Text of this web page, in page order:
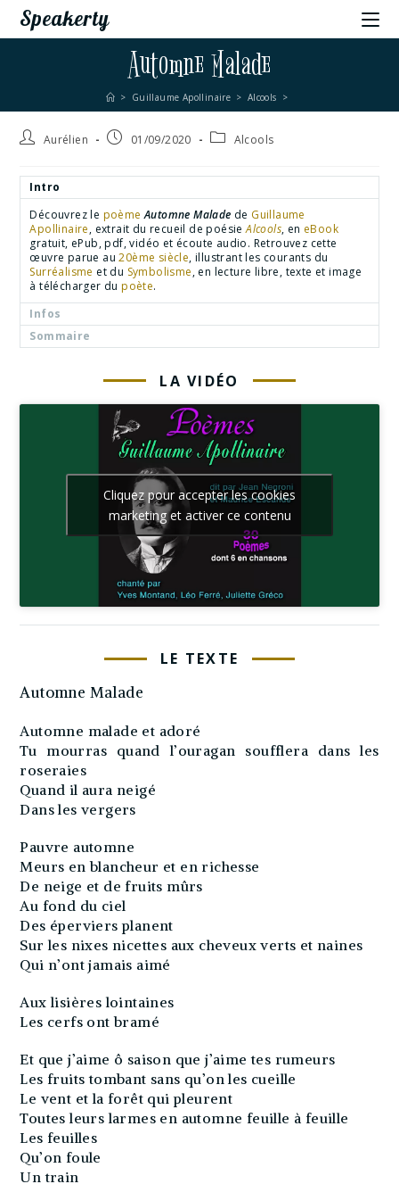
Speakerty
Automne Malade
> Guillaume Apollinaire > Alcools >
Aurélien 01/09/2020 Alcools
Intro
Découvrez le poème Automne Malade de Guillaume
Apollinaire, extrait du recueil de poésieAlcools, en eBook
gratuit, ePub, pdf, vidéo et écoute audio. Retrouvez cette
œuvre parue au20ème siècle, illustrant les courants du
Surréalisme et du Symbolisme, en lecture libre, texte et image
à télécharger dupoète.
Infos
Sommaire
LA VIDÉO
Cliquez pour accepter les cookies
marketing et activer ce contenu
LE TEXTE
Automne Malade
Automne malade et adoré
Tu mourras quand l’ouragan soufflera dans les
roseraies
Quand il aura neigé
Dans les vergers
Pauvre automne
Meurs en blancheur et en richesse
De neige et de fruits mûrs
Au fond du ciel
Des éperviers planent
Sur les nixes nicettes aux cheveux verts et naines
Qui n’ont jamais aimé
Aux lisières lointaines
Les cerfs ont bramé
Et que j’aime ô saison que j’aime tes rumeurs
Les fruits tombant sans qu’on les cueille
Le vent et la forêt qui pleurent
Toutes leurs larmes en automne feuille à feuille
Les feuilles
Qu’on foule
Un train